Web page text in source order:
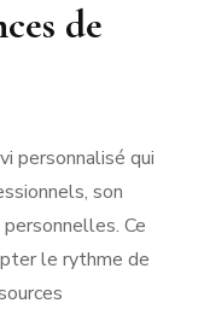
de
personnalisé qui
son
Ce
le rythme de